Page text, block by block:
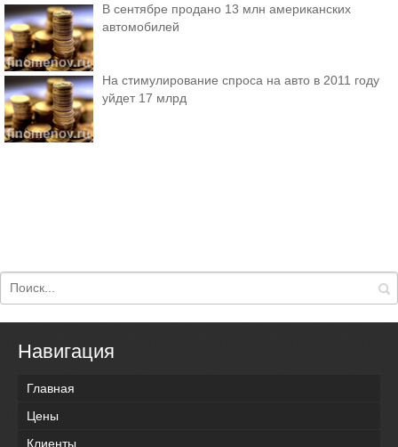
В сентябре продано 13 млн американских
автомобилей
На стимулирование спроса на авто в 2011 году
уйдет 17 млрд
Навигация
Главная
Цены
Клиенты